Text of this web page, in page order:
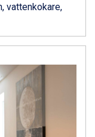
vattenkokare,